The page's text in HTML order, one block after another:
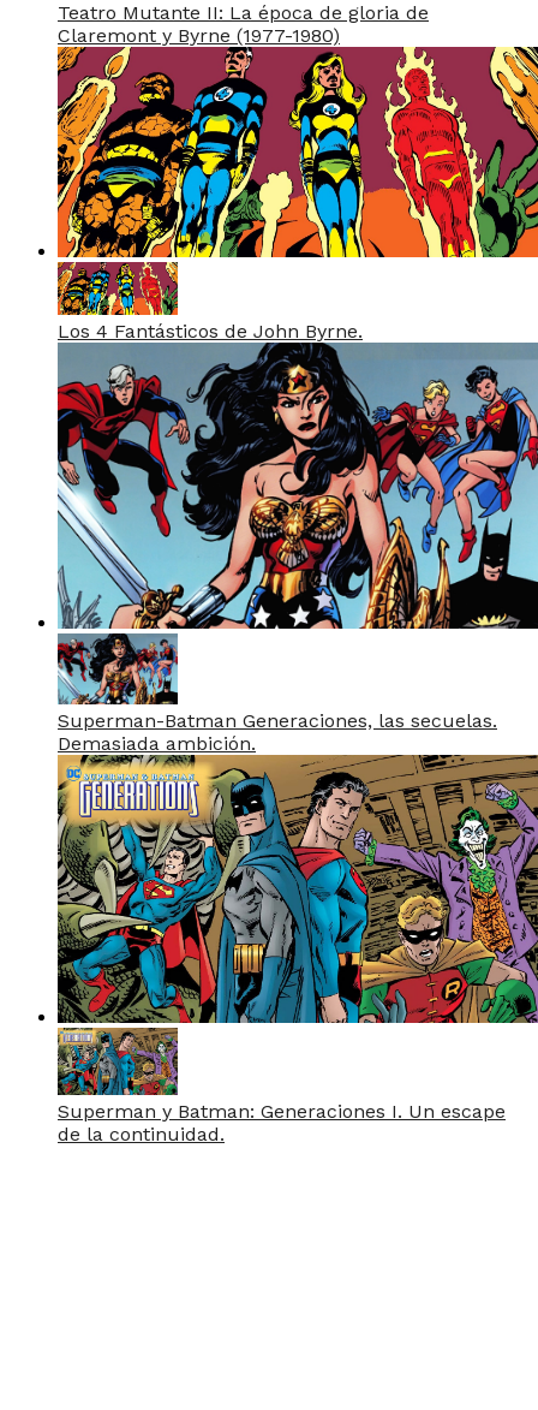
Teatro Mutante II: La época de gloria de
Claremont y Byrne (1977-1980)
Los 4 Fantásticos de John Byrne.
Superman-Batman Generaciones, las secuelas.
Demasiada ambición.
Superman y Batman: Generaciones I. Un escape
de la continuidad.